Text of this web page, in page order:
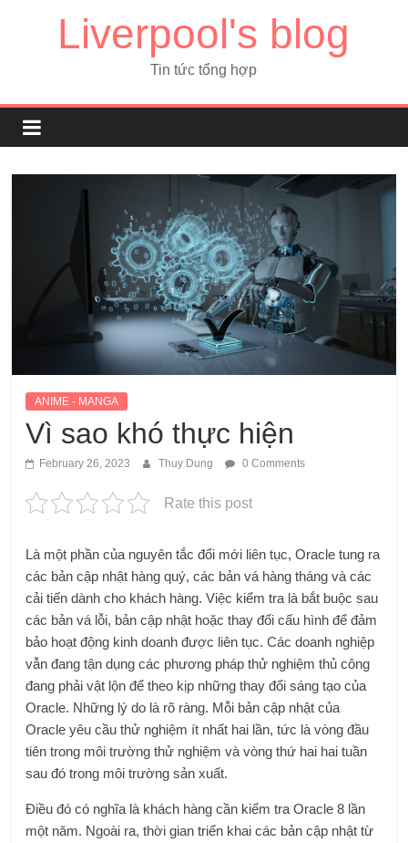
Liverpool's blog
Tin tức tổng hợp
ANIME - MANGA
Vì sao khó thực hiện
February 26, 2023 Thuy Dung 0 Comments
Rate this post
Là một phần của nguyên tắc đổi mới liên tục, Oracle tung ra
các bản cập nhật hàng quý, các bản vá hàng tháng và các
cải tiến dành cho khách hàng. Việc kiểm tra là bắt buộc sau
các bản vá lỗi, bản cập nhật hoặc thay đổi cấu hình để đảm
bảo hoạt động kinh doanh được liên tục. Các doanh nghiệp
vẫn đang tận dụng các phương pháp thử nghiệm thủ công
đang phải vật lộn để theo kịp những thay đổi sáng tạo của
Oracle. Những lý do là rõ ràng. Mỗi bản cập nhật của
Oracle yêu cầu thử nghiệm ít nhất hai lần, tức là vòng đầu
tiên trong môi trường thử nghiệm và vòng thứ hai hai tuần
sau đó trong môi trường sản xuất.
Điều đó có nghĩa là khách hàng cần kiểm tra Oracle 8 lần
một năm. Ngoài ra, thời gian triển khai các bản cập nhật từ